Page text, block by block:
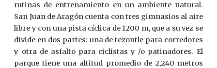
rutinas de entrenamiento en un ambiente natural.
San Juan de Aragón cuenta con tres gimnasios al aire
libre y con una pista cíclica de 1200 m, que a su vez se
divide en dos partes: una de tezontle para corredores
y otra de asfalto para ciclistas y /o patinadores. El
parque tiene una altitud promedio de 2,240 metros